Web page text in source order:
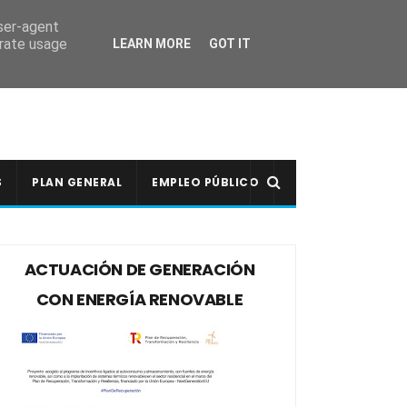
PLAN GENERAL EMPLEO PÚBLICO
ACTUACIÓN DE GENERACIÓN
CON ENERGÍA RENOVABLE
agent
usage
LEARN MORE GOT IT